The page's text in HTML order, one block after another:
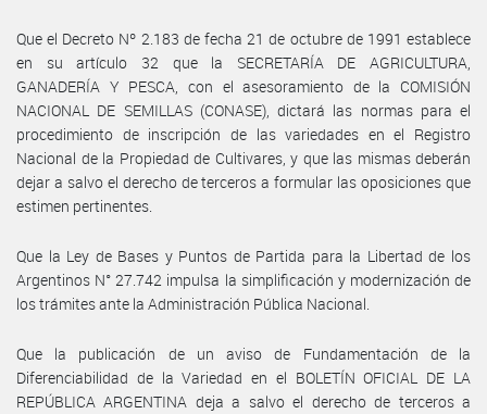
Que el Decreto Nº 2.183 de fecha 21 de octubre de 1991 establece
en su artículo 32 que la SECRETARÍA DE AGRICULTURA,
GANADERÍA Y PESCA, con el asesoramiento de la COMISIÓN
NACIONAL DE SEMILLAS (CONASE), dictará las normas para el
procedimiento de inscripción de las variedades en el Registro
Nacional de la Propiedad de Cultivares, y que las mismas deberán
dejar a salvo el derecho de terceros a formular las oposiciones que
estimen pertinentes.
Que la Ley de Bases y Puntos de Partida para la Libertad de los
Argentinos N° 27.742 impulsa la simplificación y modernización de
los trámites ante la Administración Pública Nacional.
Que la publicación de un aviso de Fundamentación de la
Diferenciabilidad de la Variedad en el BOLETÍN OFICIAL DE LA
REPÚBLICA ARGENTINA deja a salvo el derecho de terceros a